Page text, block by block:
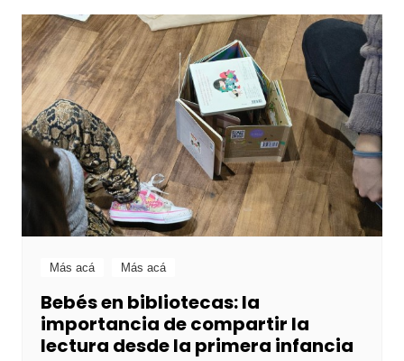
Más acá Más acá
Bebés en bibliotecas: la
importancia de compartir la
lectura desde la primera infancia